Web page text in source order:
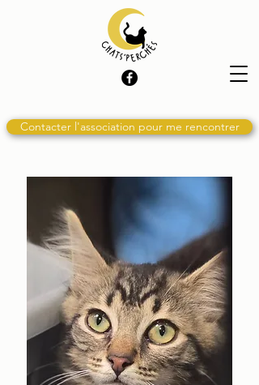
Contacter l'association pour me rencontrer